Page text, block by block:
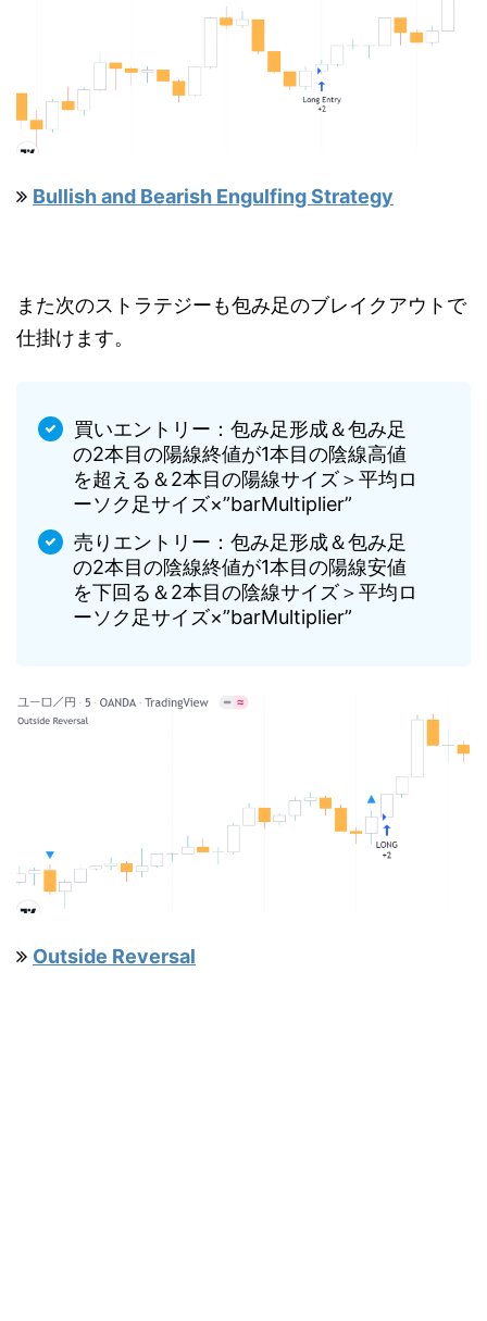
Bullish and Bearish Engulfing Strategy
また次のストラテジーも包み足のブレイクアウトで
仕掛けます。
買いエントリー：包み足形成＆包み足
の2本目の陽線終値が1本目の陰線高値
を超える＆2本目の陽線サイズ＞平均ロ
ーソク足サイズ×”barMultiplier”
売りエントリー：包み足形成＆包み足
の2本目の陰線終値が1本目の陽線安値
を下回る＆2本目の陰線サイズ＞平均ロ
ーソク足サイズ×”barMultiplier”
Outside Reversal